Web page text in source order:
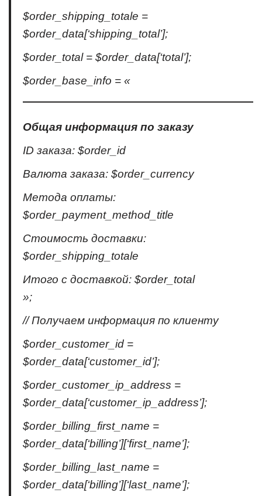
$order_shipping_totale =
$order_data[‘shipping_total’];
$order_total = $order_data[‘total’];
$order_base_info = «
Общая информация по заказу
ID заказа: $order_id
Валюта заказа: $order_currency
Метода оплаты:
$order_payment_method_title
Стоимость доставки:
$order_shipping_totale
Итого с доставкой: $order_total
»;
// Получаем информация по клиенту
$order_customer_id =
$order_data[‘customer_id’];
$order_customer_ip_address =
$order_data[‘customer_ip_address’];
$order_billing_first_name =
$order_data[‘billing’][‘first_name’];
$order_billing_last_name =
$order_data[‘billing’][‘last_name’];